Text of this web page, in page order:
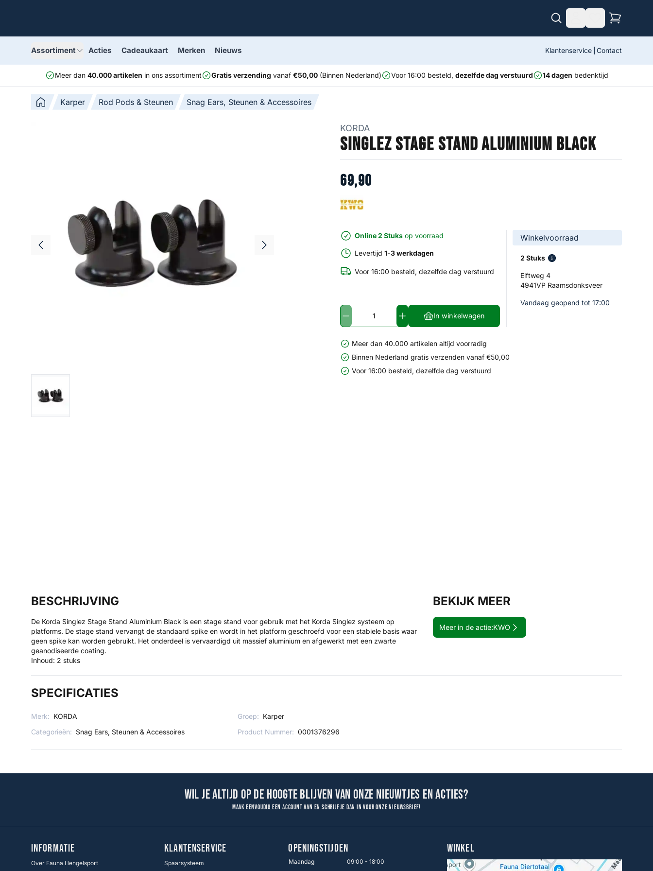
Assortiment Acties Cadeaukaart Merken Nieuws Klantenservice Contact
Meer dan 40.000 artikelen in ons assortiment Gratis verzending vanaf €50,00(Binnen Nederland) Voor 16:00 besteld, dezelfde dag verstuurd 14 dagen bedenktijd
Karper Rod Pods & Steunen Snag Ears, Steunen & Accessoires
KORDA
Singlez Stage Stand Aluminium Black
69,90
Online 2 Stuks op voorraad
Levertijd 1-3 werkdagen
Voor 16:00 besteld, dezelfde dag verstuurd
In winkelwagen
Winkelvoorraad
2 Stuks
Elftweg 4
4941VP Raamsdonksveer
Vandaag geopend tot 17:00
Meer dan 40.000 artikelen altijd voorradig
Binnen Nederland gratis verzenden vanaf €50,00
Voor 16:00 besteld, dezelfde dag verstuurd
BEKIJK MEER
Meer in de actie:KWO
BESCHRIJVING
De Korda Singlez Stage Stand Aluminium Black is een stage stand voor gebruik met het Korda Singlez systeem op
platforms. De stage stand vervangt de standaard spike en wordt in het platform geschroefd voor een stabiele basis waar
geen spike kan worden gebruikt. Het onderdeel is vervaardigd uit massief aluminium en afgewerkt met een zwarte
geanodiseerde coating.
Inhoud: 2 stuks
SPECIFICATIES
Merk: KORDA Groep: Karper
Categorieën: Snag Ears, Steunen & Accessoires Product Nummer: 0001376296
Wil je altijd op de hoogte blijven van onze nieuwtjes en acties?
Maak eenvoudig een account aan en schrijf je dan in voor onze nieuwsbrief!
INFORMATIE
Over Fauna Hengelsport
KLANTENSERVICE
Spaarsysteem
OPENINGSTIJDEN
Maandag 09:00 - 18:00
WINKEL